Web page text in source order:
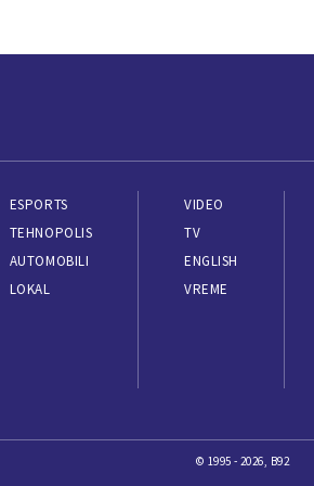
ESPORTS
TEHNOPOLIS
AUTOMOBILI
LOKAL
VIDEO
TV
ENGLISH
VREME
© 1995 - 2026, B92